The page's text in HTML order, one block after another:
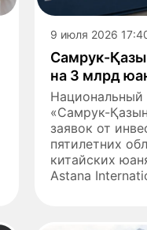
9 июля 2026
Самрук-
на 3 млрд
«Самрук-
заявок от
пятилетних
китайских
Astana